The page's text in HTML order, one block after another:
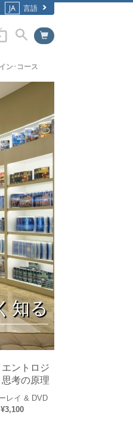
JA 言語
ン･コース
知る
ントロジ
考の原理
レイ & DVD